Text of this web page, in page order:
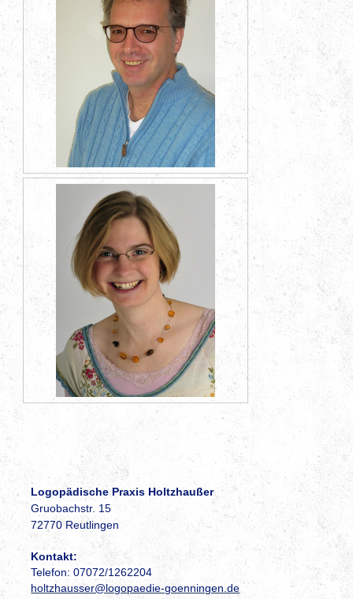
Logopädische Praxis Holtzhaußer
Gruobachstr. 15
72770 Reutlingen
Kontakt:
Telefon: 07072/1262204
holtzhausser@logopaedie-goenningen.de